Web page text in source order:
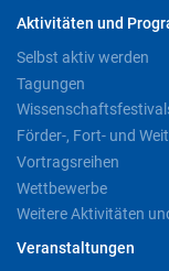
Aktivitäten und
Selbst aktiv werden
Tagungen
Förder-, Fort- und
Vortragsreihen
Wettbewerbe
Weitere Aktivitäten
Veranstaltungen